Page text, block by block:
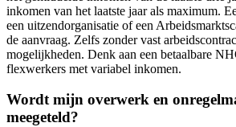
inkomen van het laatste jaar als maximum.
een uitzendorganisatie of een
de aanvraag. Zelfs zonder vast
mogelijkheden. Denk aan een betaalbare
flexwerkers met variabel inkomen.
Wordt mijn overwerk en
meegeteld?